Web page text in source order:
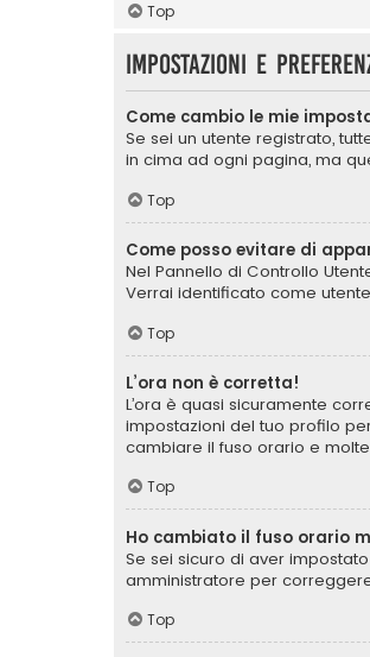
Top
Impostazioni e
Come cambio le mie
Se sei un utente registrato,
in cima ad ogni pagina, ma
Top
Come posso evitare di
Nel Pannello di Controllo
Verrai identificato come
Top
L’ora non è corretta!
L’ora è quasi sicuramente
impostazioni del tuo profilo
cambiare il fuso orario e
Top
Ho cambiato il fuso orario
Se sei sicuro di aver
amministratore per
Top